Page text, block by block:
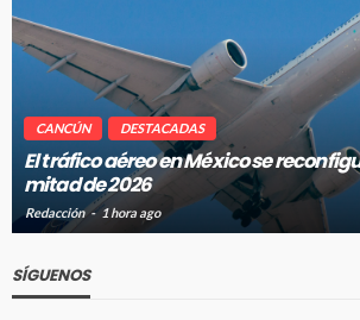
CANCÚN DESTACADAS
El tráfico aéreo en México se
mitad de 2026
Redacción 1 hora ago
SÍGUENOS